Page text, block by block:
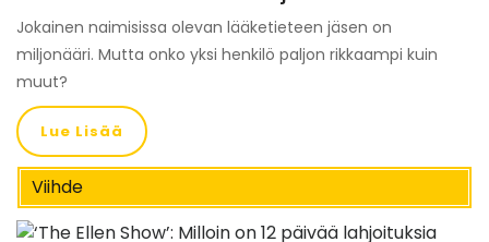
Jokainen naimisissa olevan lääketieteen jäsen on
miljonääri. Mutta onko yksi henkilö paljon rikkaampi kuin
muut?
Lue Lisää
Viihde